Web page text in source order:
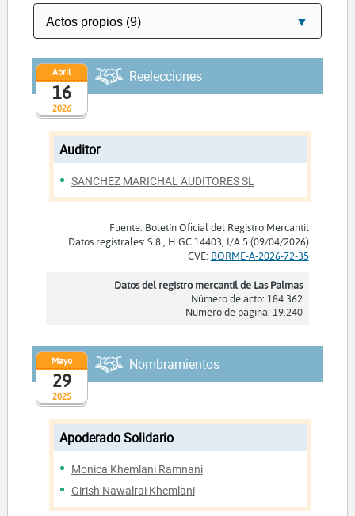
2026
Abril
16
Reelecciones
Auditor
SANCHEZ MARICHAL AUDITORES SL
Fuente: Boletín Oficial del Registro Mercantil
Datos registrales: S 8 , H GC 14403, I/A 5 (09/04/2026)
CVE: BORME-A-2026-72-35
Datos del registro mercantil de Las Palmas
Número de acto: 184.362
Número de página: 19.240
2025
Mayo
29
Nombramientos
Apoderado Solidario
Monica Khemlani Ramnani
Girish Nawalrai Khemlani